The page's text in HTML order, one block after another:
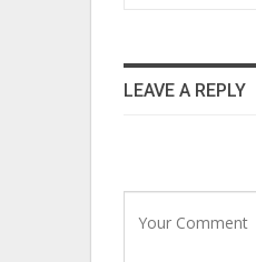
LEAVE A REPLY